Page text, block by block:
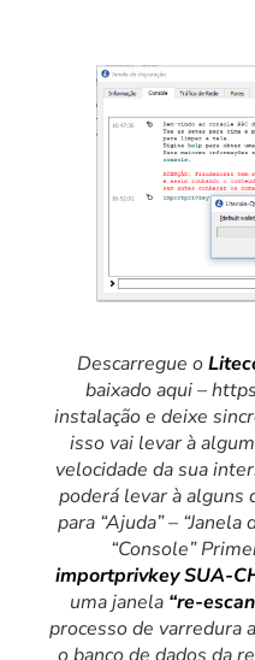
Descarregue o
baixado aqui –
instalação e deixe
isso vai levar à
velocidade da sua
poderá levar à alguns
para “Ajuda” –
“Console”
importprivkey SUA-
uma janela “re-
processo de varredura